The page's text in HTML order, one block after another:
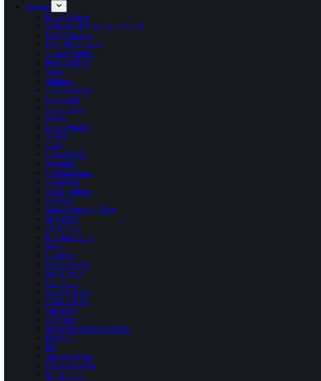
Бренды
Emilie Musee
ÉMILIE MUSÉE & GOCCIA
LOVE Stories
Dear Me Lingerie
Closer Couture
PRELUDIYA
Verse
Shikkosa
Chantelle Paris
Le Journal
Calvin Klein
DKNY
Hanky Panky
YONI
CLO
LA BOMBE
PassionZu
No Pantaloons
Ohmymarr
Oh My Jolene
kázMich
Maison Jardin d’Éden
SLADKO
NUE NUE
Katisha Like It
Pride
LA DEA
ELLE LAND
MONERO
Luli Fama
BE.MA.BAE
JENEE MER
NIKYOU
ANVIBE
SENDMEYOU.NAKED
INNATE
PQ
Sun Base Date
Diamond Swim
My Nymph